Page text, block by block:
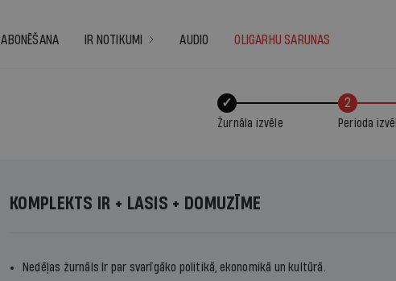
ABONĒŠANA IR NOTIKUMI AUDIO OLIGARHU SARUNAS
✓
Žurnāla izvēle
2
Perioda
KOMPLEKTS IR + LASIS + DOMUZĪME
Nedēļas žurnāls Ir par svarīgāko politikā, ekonomikā un kultūrā.